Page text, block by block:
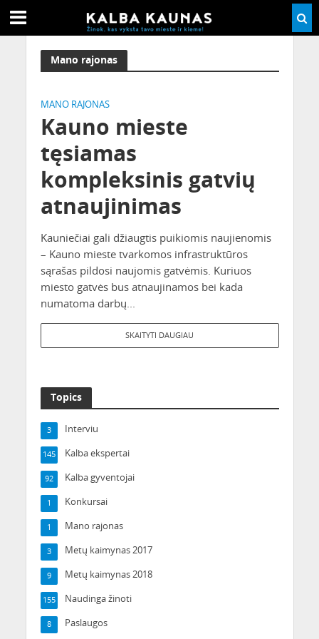
Mano rajonas
MANO RAJONAS
Kauno mieste
tęsiamas
kompleksinis gatvių
atnaujinimas
Kauniečiai gali džiaugtis puikiomis naujienomis
– Kauno mieste tvarkomos infrastruktūros
sąrašas pildosi naujomis gatvėmis. Kuriuos
miesto gatvės bus atnaujinamos bei kada
numatoma darbų...
SKAITYTI DAUGIAU
Topics
Interviu
3
Kalba ekspertai
145
Kalba gyventojai
92
Konkursai
1
Mano rajonas
1
Metų kaimynas 2017
3
Metų kaimynas 2018
9
Naudinga žinoti
155
Paslaugos
8